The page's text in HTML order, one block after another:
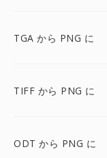
TGA から PNG に
TIFF から PNG に
ODT から PNG に